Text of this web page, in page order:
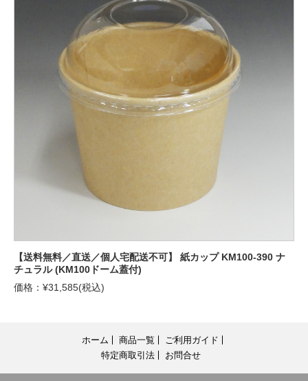
【送料無料／直送／個人宅配送不可】 紙カップ KM100-390 ナ
チュラル (KM100ドーム蓋付)
価格：¥31,585(税込)
ホーム 商品一覧
ご利用ガイド
特定商取引法
お問合せ